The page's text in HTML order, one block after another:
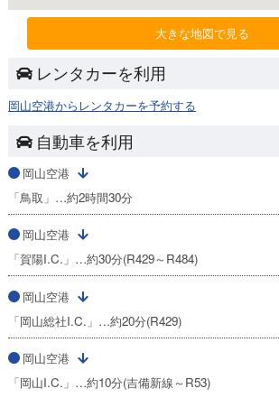
大きな地図で見る
レンタカーを利用
岡山空港からレンタカーを予約する
自動車を利用
岡山空港
「鳥取」…約2時間30分
岡山空港
「賀陽I.C.」…約30分(R429～R484)
岡山空港
「岡山総社I.C.」…約20分(R429)
岡山空港
「岡山I.C.」…約10分(吉備新線～R53)